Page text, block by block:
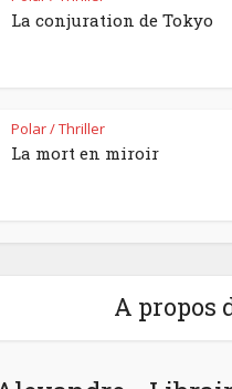
La conjuration de Tokyo
Polar / Thriller
La mort en miroir
A propos